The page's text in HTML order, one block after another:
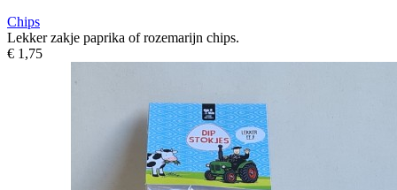
Chips
Lekker zakje paprika of rozemarijn chips.
€ 1,75